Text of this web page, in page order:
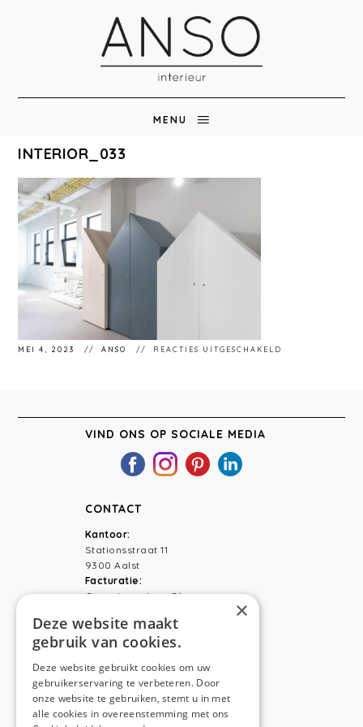
MENU
INTERIOR_033
MEI 4, 2023 ANSO REACTIES UITGESCHAKELD
VIND ONS OP SOCIALE MEDIA
CONTACT
Kantoor:
Stationsstraat 11
9300 Aalst
Facturatie:
Capucienenlaan 31
Telefoon:0473 44 56 94
NAVIGATION
Home
×
Deze website maakt
gebruik van cookies.
Deze website gebruikt cookies om uw
gebruikerservaring te verbeteren. Door
onze website te gebruiken, stemt u in met
alle cookies in overeenstemming met ons